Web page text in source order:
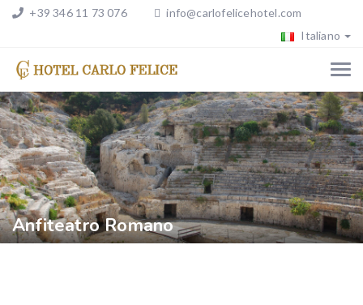
+39 346 11 73 076
info@carlofelicehotel.com
Italiano
Anfiteatro Romano